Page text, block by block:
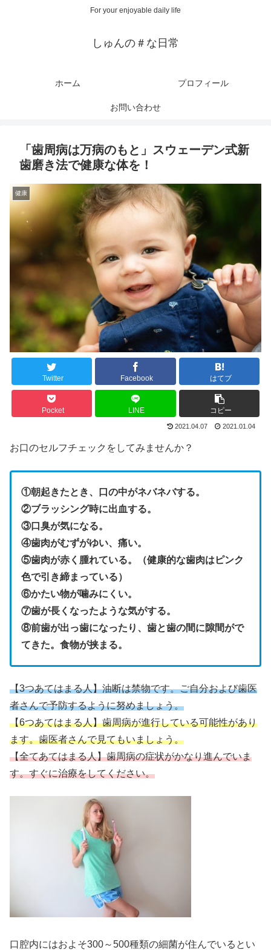
For your enjoyable daily life
しゅんの＃な日常
ホーム プロフィール
お問い合わせ
「歯周病は万病のもと」スウェーデン式新
歯磨き法で健康な体を！
健康
Twitter Facebook はてブ
Pocket LINE コピー
2021.04.07 2021.01.04
お口のセルフチェックをしてみませんか？
①朝起きたとき、口の中がネバネバする。
②ブラッシング時に出血する。
③口臭が気になる。
④歯肉がむずがゆい、痛い。
⑤歯肉が赤く腫れている。（健康的な歯肉はピンク
色で引き締まっている）
⑥かたい物が噛みにくい。
⑦歯が長くなったような気がする。
⑧前歯が出っ歯になったり、歯と歯の間に隙間がで
てきた。食物が挟まる。
【3つあてはまる人】油断は禁物です。ご自分および歯医
者さんで予防するように努めましょう。
【6つあてはまる人】歯周病が進行している可能性があり
ます。歯医者さんで見てもいましょう。
【全てあてはまる人】歯周病の症状がかなり進んでいま
す。すぐに治療をしてください。
口腔内にはおよそ300～500種類の細菌が住んでいるとい